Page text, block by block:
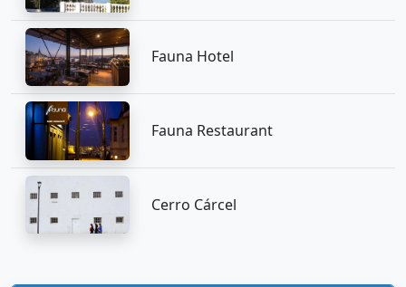
Fauna Hotel
Fauna Restaurant
Cerro Cárcel